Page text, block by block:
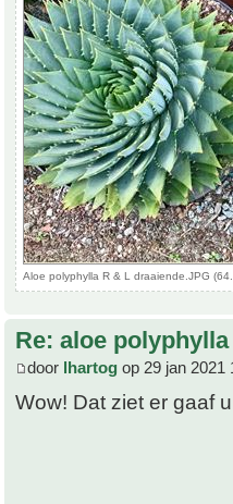
Aloe polyphylla R & L draaiende.JPG
Re: aloe polyphylla
door lhartog op 29 jan 2021
Wow! Dat ziet er gaaf